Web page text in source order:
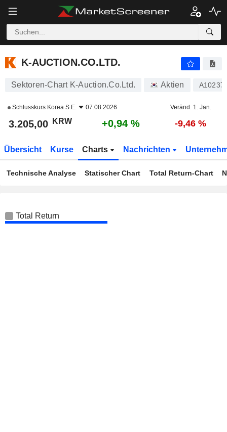
K-AUCTION.CO.LTD.
K-AUCTION.CO.LTD.
Sektoren-Chart K-Auction.Co.Ltd. Aktien
Schlusskurs Korea S.E. 07.08.2026 Veränd. 1. Jan.
3.205,00 KRW +0,94 % -9,46 %
Übersicht Kurse Charts Nachrichten
Technische Analyse Statischer Chart Total Return-Chart
Total Return